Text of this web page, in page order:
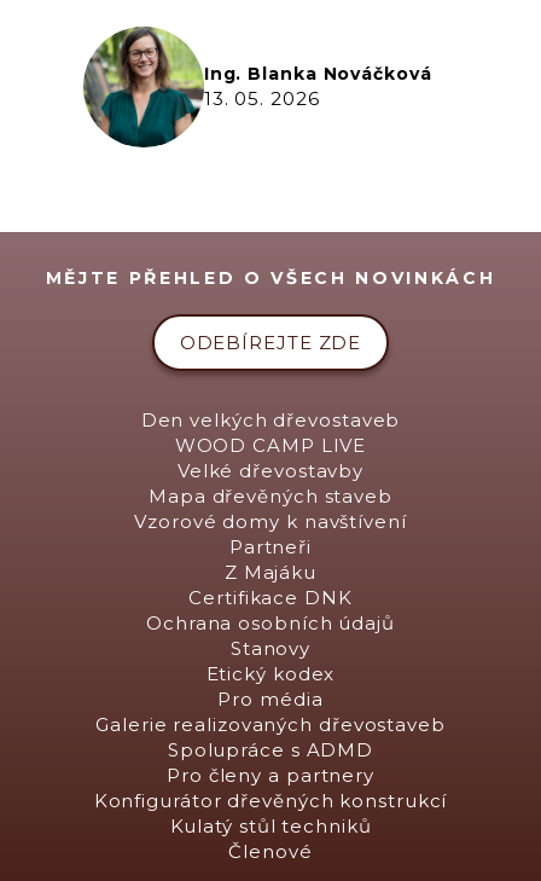
Ing. Blanka Nováčková
13. 05. 2026
MĚJTE PŘEHLED O VŠECH NOVINKÁCH
ODEBÍREJTE ZDE
Den velkých dřevostaveb
WOOD CAMP LIVE
Velké dřevostavby
Mapa dřevěných staveb
Vzorové domy k navštívení
Partneři
Z Majáku
Certifikace DNK
Ochrana osobních údajů
Stanovy
Etický kodex
Pro média
Galerie realizovaných dřevostaveb
Spolupráce s ADMD
Pro členy a partnery
Konfigurátor dřevěných konstrukcí
Kulatý stůl techniků
Členové